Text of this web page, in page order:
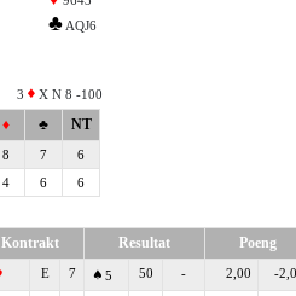
♣ AQJ6
3 X N 8 -100
♦ ♣ NT
8 7
6
4 6 6
Kontrakt Resultat Poeng
E 7 5 50 - 2,00 -